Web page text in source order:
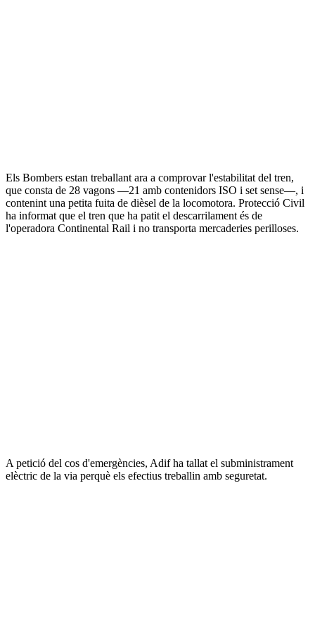
Els Bombers estan treballant ara a comprovar l'estabilitat del tren,
que consta de 28 vagons —21 amb contenidors ISO i set sense—, i
contenint una petita fuita de dièsel de la locomotora. Protecció Civil
ha informat que el tren que ha patit el descarrilament és de
l'operadora Continental Rail i no transporta mercaderies perilloses.
A petició del cos d'emergències, Adif ha tallat el subministrament
elèctric de la via perquè els efectius treballin amb seguretat.